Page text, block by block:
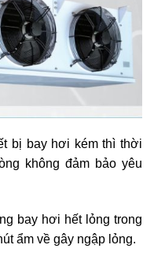
bị bay hơi kém thì thời
không đảm bảo yêu
bay hơi hết lỏng trong
ẩm về gây ngập lỏng.